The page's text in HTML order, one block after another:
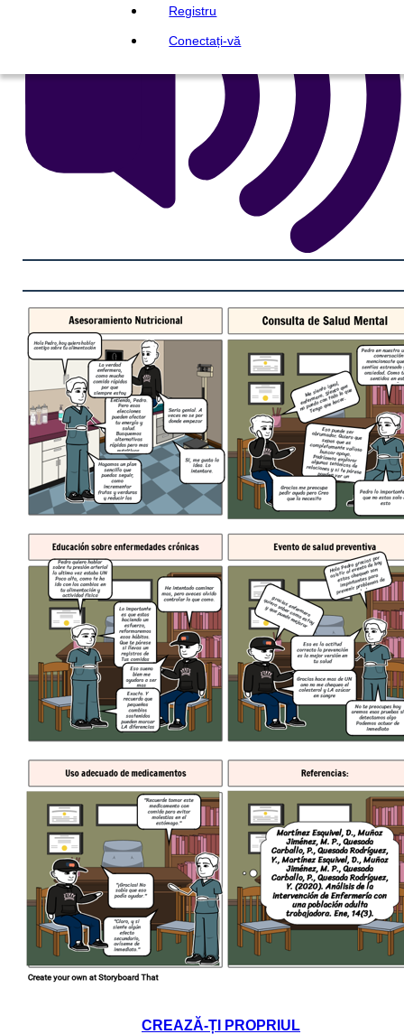
Registru
Conectați-vă
CREAZĂ-ȚI PROPRIUL